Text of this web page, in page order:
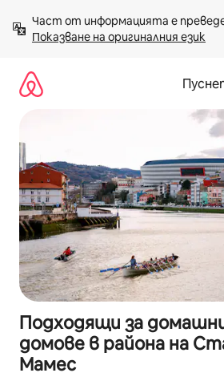
към
съдържанието
Показване на оригиналния език
Подходящи за
домове в района на
Мамес